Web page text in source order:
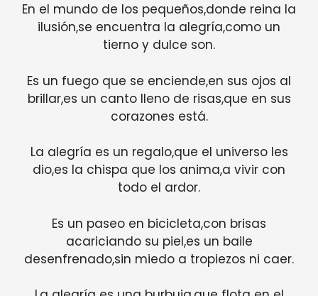
En el mundo de los pequeños,donde reina la
ilusión,se encuentra la alegría,como un
tierno y dulce son.
Es un fuego que se enciende,en sus ojos al
brillar,es un canto lleno de risas,que en sus
corazones está.
La alegría es un regalo,que el universo les
dio,es la chispa que los anima,a vivir con
todo el ardor.
Es un paseo en bicicleta,con brisas
acariciando su piel,es un baile
desenfrenado,sin miedo a tropiezos ni caer.